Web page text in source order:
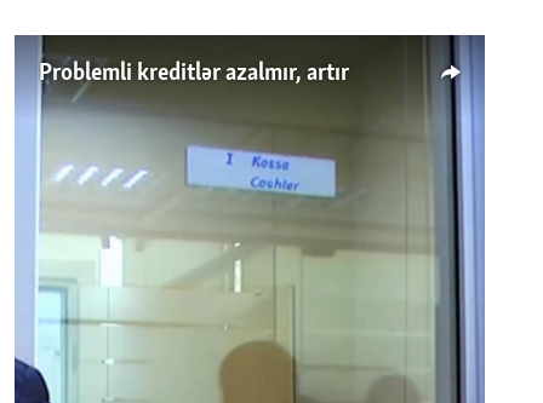
Problemli kreditlər azalmır, artır